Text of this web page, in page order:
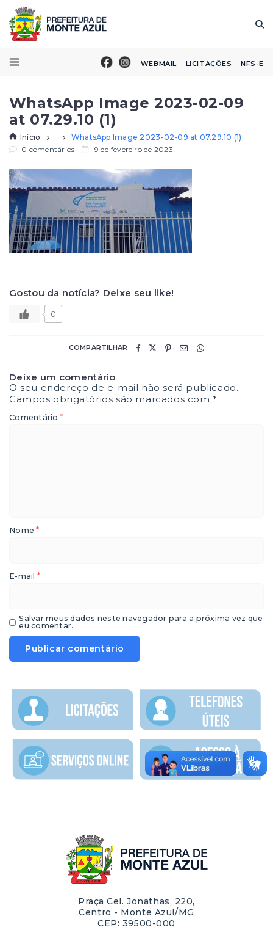
WEBMAIL LICITAÇÕES NFS-E
WhatsApp Image 2023-02-09
at 07.29.10 (1)
Início
WhatsApp Image 2023-02-09 at 07.29.10 (1)
0 comentários
9 de fevereiro de 2023
Gostou da notícia? Deixe seu like!
0
COMPARTILHAR
Deixe um comentário
O seu endereço de e-mail não será publicado.
Campos obrigatórios são marcados com*
Comentário *
Nome*
E-mail *
Salvar meus dados neste navegador para a próxima vez que
eu comentar.
Praça Cel. Jonathas, 220,
Centro - Monte Azul/MG
CEP: 39500-000